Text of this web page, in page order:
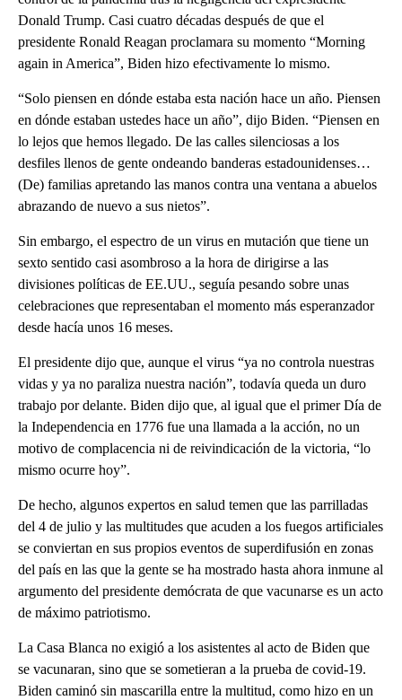
Donald Trump. Casi cuatro décadas después de que el
presidente Ronald Reagan proclamara su momento “Morning
again in America”, Biden hizo efectivamente lo mismo.
“Solo piensen en dónde estaba esta nación hace un año. Piensen
en dónde estaban ustedes hace un año”, dijo Biden. “Piensen en
lo lejos que hemos llegado. De las calles silenciosas a los
desfiles llenos de gente ondeando banderas estadounidenses…
(De) familias apretando las manos contra una ventana a abuelos
abrazando de nuevo a sus nietos”.
Sin embargo, el espectro de un virus en mutación que tiene un
sexto sentido casi asombroso a la hora de dirigirse a las
divisiones políticas de EE.UU., seguía pesando sobre unas
celebraciones que representaban el momento más esperanzador
desde hacía unos 16 meses.
El presidente dijo que, aunque el virus “ya no controla nuestras
vidas y ya no paraliza nuestra nación”, todavía queda un duro
trabajo por delante. Biden dijo que, al igual que el primer Día de
la Independencia en 1776 fue una llamada a la acción, no un
motivo de complacencia ni de reivindicación de la victoria, “lo
mismo ocurre hoy”.
De hecho, algunos expertos en salud temen que las parrilladas
del 4 de julio y las multitudes que acuden a los fuegos artificiales
se conviertan en sus propios eventos de superdifusión en zonas
del país en las que la gente se ha mostrado hasta ahora inmune al
argumento del presidente demócrata de que vacunarse es un acto
de máximo patriotismo.
La Casa Blanca no exigió a los asistentes al acto de Biden que
se vacunaran, sino que se sometieran a la prueba de covid-19.
Biden caminó sin mascarilla entre la multitud, como hizo en un